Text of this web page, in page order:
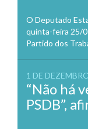
O Deputado
quinta-feira 25/
Partido dos
1 DE
“Não há
PSDB”,